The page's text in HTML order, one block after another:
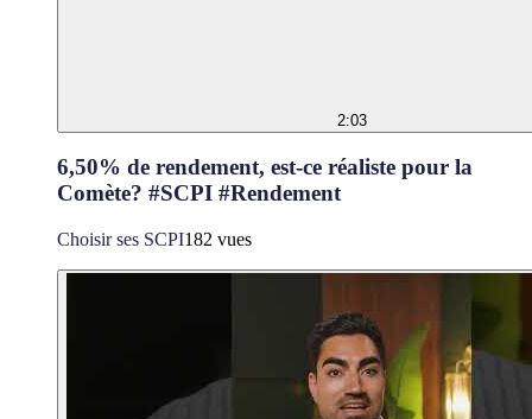
2:03
6,50% de rendement, est-ce réaliste pour la
Comète? #SCPI #Rendement
Choisir ses SCPI182 vues